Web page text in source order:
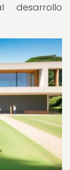
desarrollo